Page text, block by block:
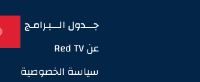
جـــدول الـــبـرامـج
عن Red TV
سياسة الخصوصية